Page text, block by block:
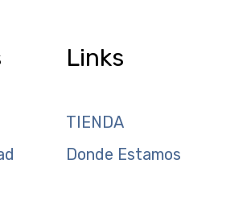
Links
TIENDA
Donde Estamos